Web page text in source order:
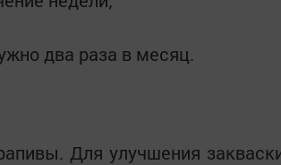
два раза в месяц.
Для улучшения